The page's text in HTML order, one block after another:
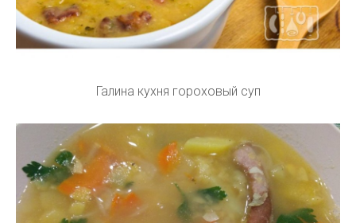
Галина кухня гороховый суп